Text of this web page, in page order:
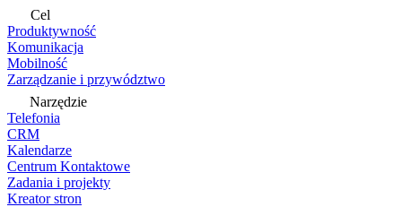
Cel
Produktywność
Komunikacja
Mobilność
Zarządzanie i przywództwo
Narzędzie
Telefonia
CRM
Kalendarze
Centrum Kontaktowe
Zadania i projekty
Kreator stron